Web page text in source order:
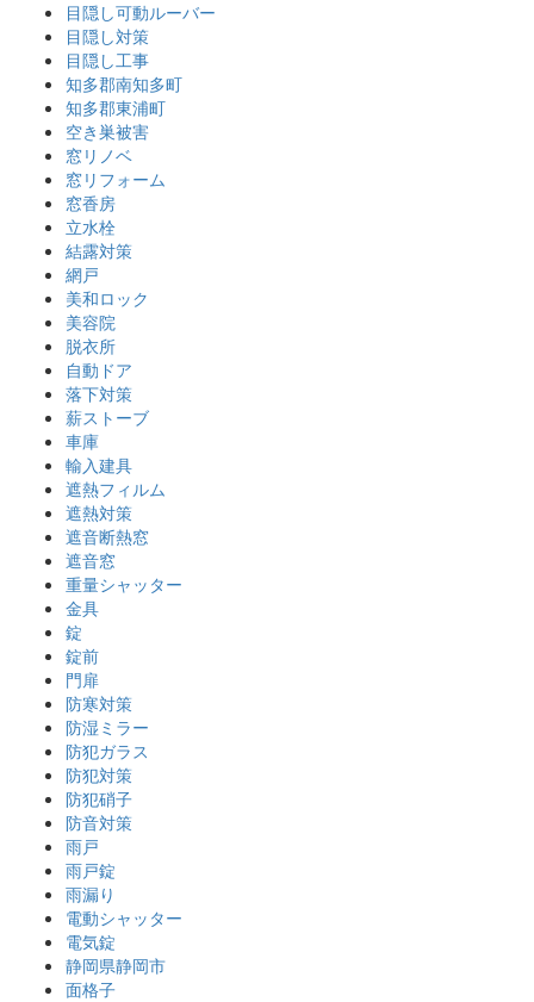
目隠し可動ルーバー
目隠し対策
目隠し工事
知多郡南知多町
知多郡東浦町
空き巣被害
窓リノベ
窓リフォーム
窓香房
立水栓
結露対策
網戸
美和ロック
美容院
脱衣所
自動ドア
落下対策
薪ストーブ
車庫
輸入建具
遮熱フィルム
遮熱対策
遮音断熱窓
遮音窓
重量シャッター
金具
錠
錠前
門扉
防寒対策
防湿ミラー
防犯ガラス
防犯対策
防犯硝子
防音対策
雨戸
雨戸錠
雨漏り
電動シャッター
電気錠
静岡県静岡市
面格子